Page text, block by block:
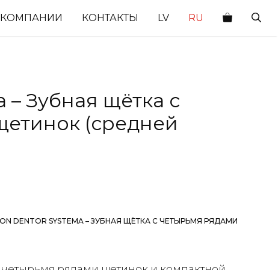
КОНТАКТЫ LV RU
– Зубная щётка с
(средней
DENTOR SYSTEMA – ЗУБНАЯ ЩЁТКА С ЧЕТЫРЬМЯ РЯДАМИ